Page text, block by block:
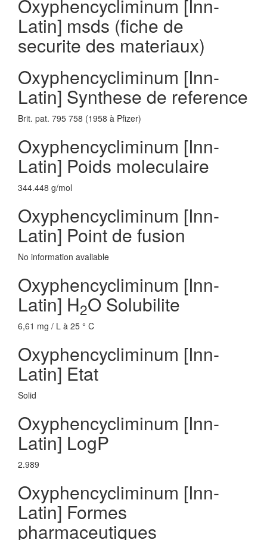
Oxyphencycliminum [Inn-
Latin] msds (fiche de
securite des materiaux)
Oxyphencycliminum [Inn-
Latin] Synthese de reference
Brit. pat. 795 758 (1958 à Pfizer)
Oxyphencycliminum [Inn-
Latin] Poids moleculaire
344.448 g/mol
Oxyphencycliminum [Inn-
Latin] Point de fusion
No information avaliable
Oxyphencycliminum [Inn-
Latin] H2O Solubilite
6,61 mg / L à 25 ° C
Oxyphencycliminum [Inn-
Latin] Etat
Solid
Oxyphencycliminum [Inn-
Latin] LogP
2.989
Oxyphencycliminum [Inn-
Latin] Formes
pharmaceutiques